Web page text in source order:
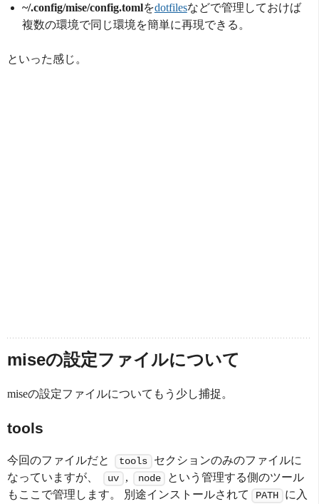
~/.config/mise/config.tomlをdotfilesなどで管理しておけば
複数の環境で同じ環境を簡単に再現できる。
といった感じ。
miseの設定ファイルについて
miseの設定ファイルについてもう少し捕捉。
tools
今回のファイルだと tools
セクションのみのファイルに
なっていますが、
uv , node
という管理する側のツール
もここで管理します。 別途インストールされて
PATH
に入